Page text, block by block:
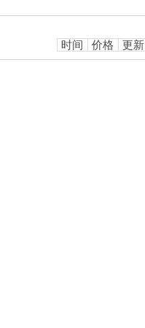
时间 价格 更新